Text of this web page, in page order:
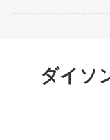
ダイソ